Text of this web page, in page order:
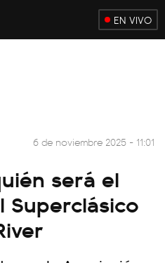
EN VIVO
6 de noviembre 2025 - 11:01
será el